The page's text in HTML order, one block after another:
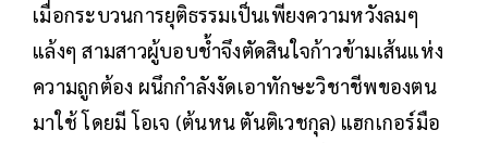
เมื่อกระบวนการยุติธรรมเป็นเพียงความหวังลมๆ
แล้งๆ สามสาวผู้บอบช้ำจึงตัดสินใจก้าวข้ามเส้นแห่ง
ความถูกต้อง ผนึกกำลังงัดเอาทักษะวิชาชีพของตน
มาใช้ โดยมี โอเจ (ต้นหน ตันติเวชกุล) แฮกเกอร์มือ